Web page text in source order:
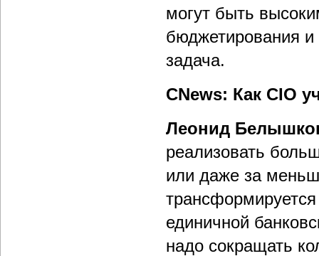
могут быть
бюджетирования и
задача.
CNews: Как CIO
Леонид
реализовать
или даже за
единичной
надо сокращать